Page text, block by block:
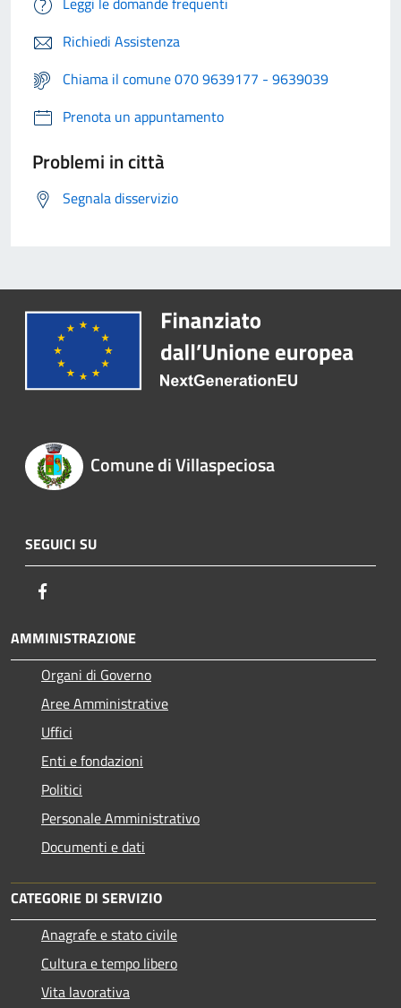
Richiedi Assistenza
Chiama il comune 070 9639177 - 9639039
Prenota un appuntamento
Problemi in città
Segnala disservizio
Comune di Villaspeciosa
SEGUICI SU
AMMINISTRAZIONE
Organi di Governo
Aree Amministrative
Uffici
Enti e fondazioni
Politici
Personale Amministrativo
Documenti e dati
CATEGORIE DI SERVIZIO
Anagrafe e stato civile
Cultura e tempo libero
Vita lavorativa